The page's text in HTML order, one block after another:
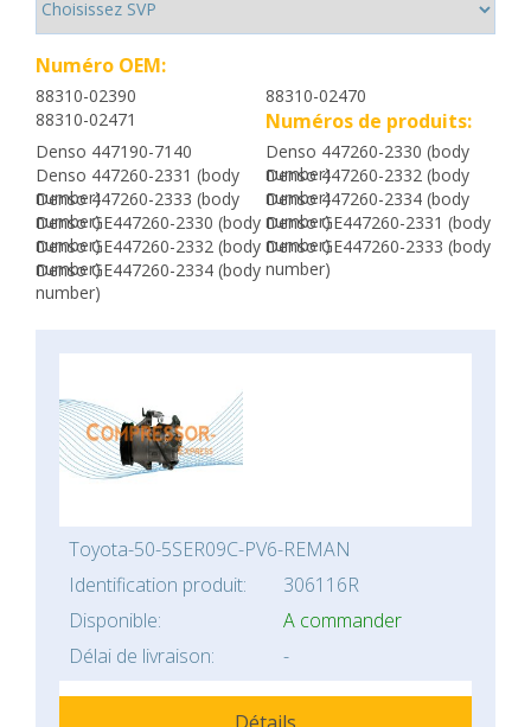
Numéro OEM:
88310-02390
88310-02470
88310-02471
Numéros de produits:
Denso 447190-7140
Denso 447260-2330 (body
number)
Denso 447260-2331 (body
number)
Denso 447260-2332 (body
number)
Denso 447260-2333 (body
number)
Denso 447260-2334 (body
number)
Denso GE447260-2330 (body
number)
Denso GE447260-2331 (body
number)
Denso GE447260-2332 (body
number)
Denso GE447260-2333 (body
number)
Denso GE447260-2334 (body
number)
Toyota-50-5SER09C-PV6-REMAN
Identification produit:
306116R
Disponible:
A commander
Délai de livraison:
-
Détails